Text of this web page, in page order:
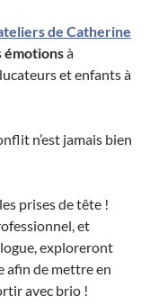
de Catherine
émotionsà
et enfants à
n’est jamais bien
prises de tête !
et
exploreront
afin de mettre en
avec brio !